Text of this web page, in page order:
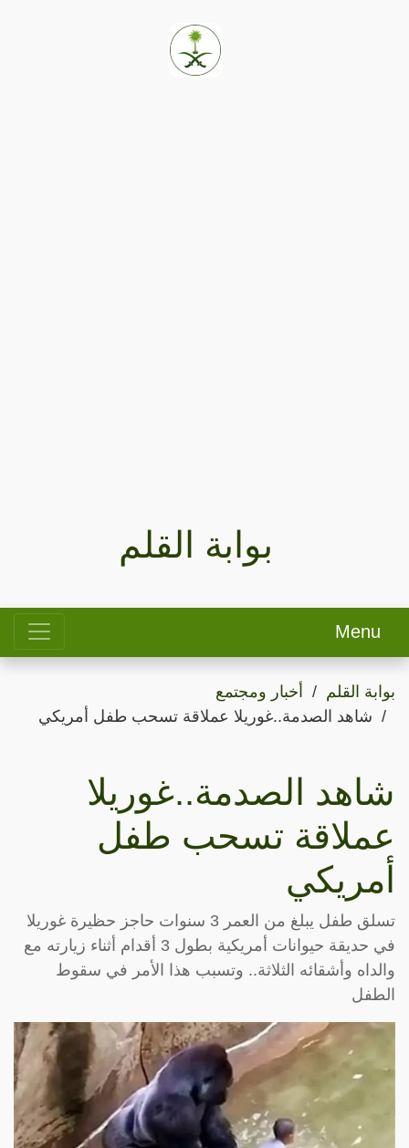
بوابة القلم
Menu
بوابة القلم
أخبار ومجتمع
شاهد الصدمة..غوريلا عملاقة تسحب طفل أمريكي
شاهد الصدمة..غوريلا
عملاقة تسحب طفل
أمريكي
تسلق طفل يبلغ من العمر 3 سنوات حاجز حظيرة غوريلا
في حديقة حيوانات أمريكية بطول 3 أقدام أثناء زيارته مع
والداه وأشقائه الثلاثة.. وتسبب هذا الأمر في سقوط
الطفل